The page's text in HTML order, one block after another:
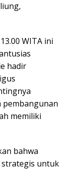
WITA ini
hadir
pembangunan
memiliki
bahwa
strategis untuk